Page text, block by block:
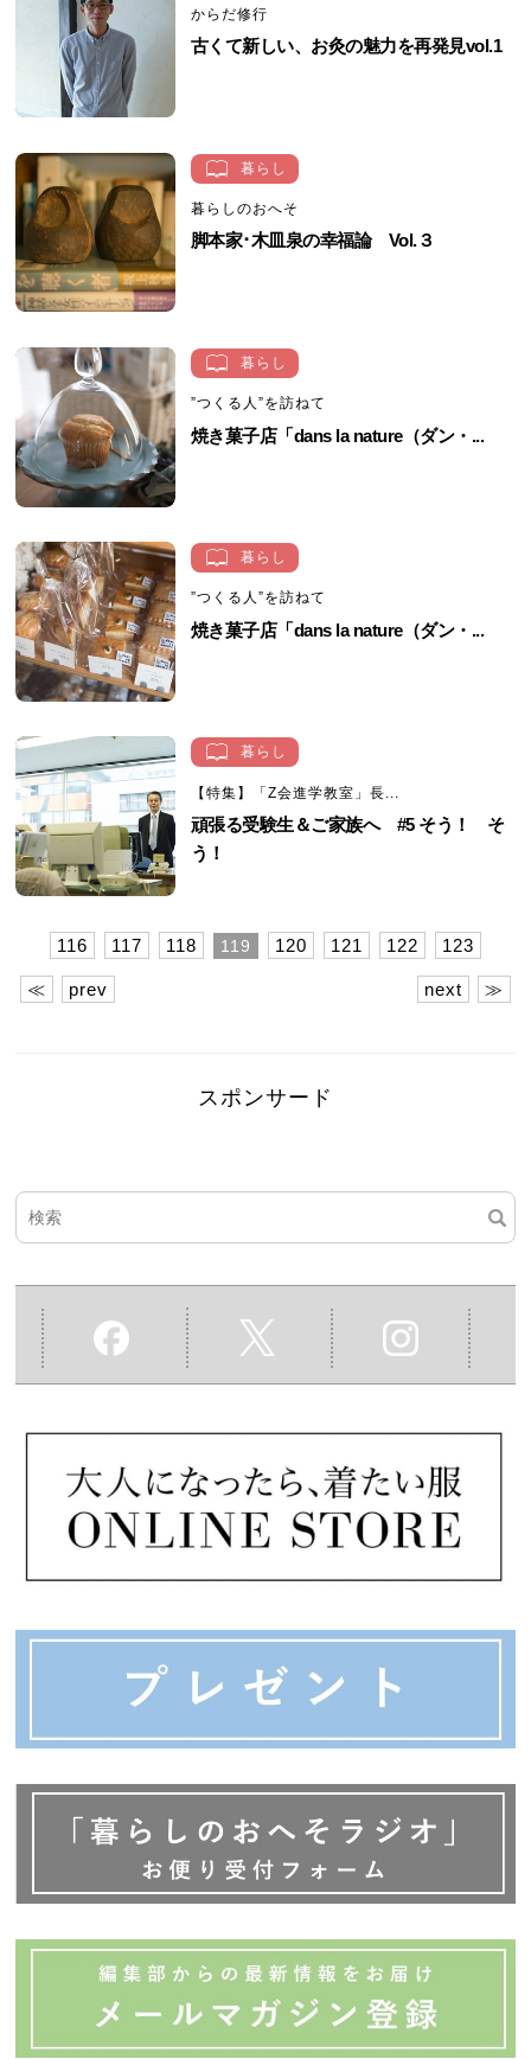
からだ修行
古くて新しい、お灸の魅力を再発見vol.1
暮らし
暮らしのおへそ
脚本家･木皿泉の幸福論 Vol.３
暮らし
”つくる人”を訪ねて
焼き菓子店「dans la nature（ダン・...
暮らし
”つくる人”を訪ねて
焼き菓子店「dans la nature（ダン・...
暮らし
【特集】「Z会進学教室」長...
頑張る受験生＆ご家族へ #5 そう！ そ
う！
≪ prev
116 117 118 119 120 121 122 123
next ≫
スポンサード